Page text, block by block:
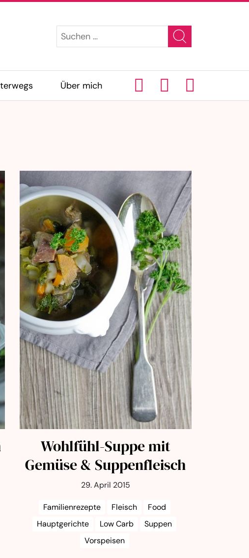
Über mich
Wohlfühl-Suppe mit
Gemüse & Suppenfleisch
29. April 2015
Familienrezepte Fleisch
Food
Hauptgerichte
Low Carb
Suppen
Vorspeisen